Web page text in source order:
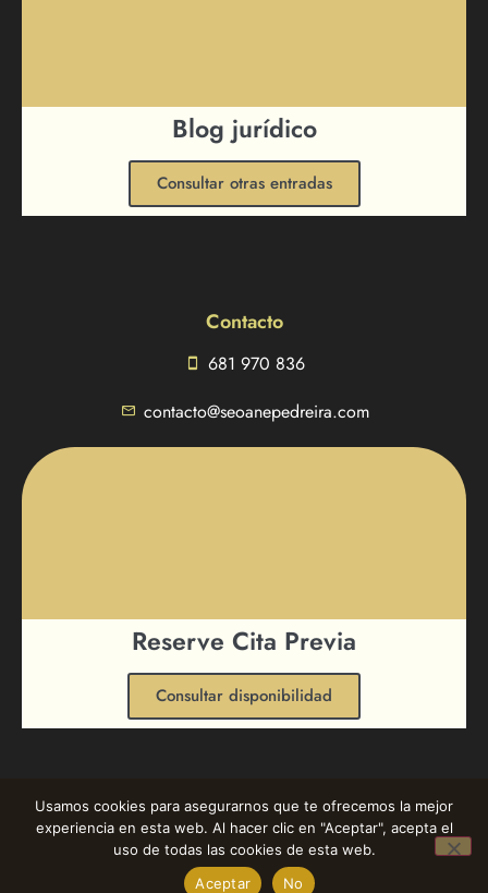
Solicitar presupuesto
Blog jurídico
Consultar otras entradas
Contacto
681 970 836
contacto@seoanepedreira.com
Reserve Cita Previa
Consultar disponibilidad
®Todos los derechos reservados [2025]Aviso Legal|
Cookies|Condiciones contratación
Usamos cookies para asegurarnos que te ofrecemos la mejor
experiencia en esta web. Al hacer clic en "Aceptar", acepta el
uso de todas las cookies de esta web.
Aceptar
No
1